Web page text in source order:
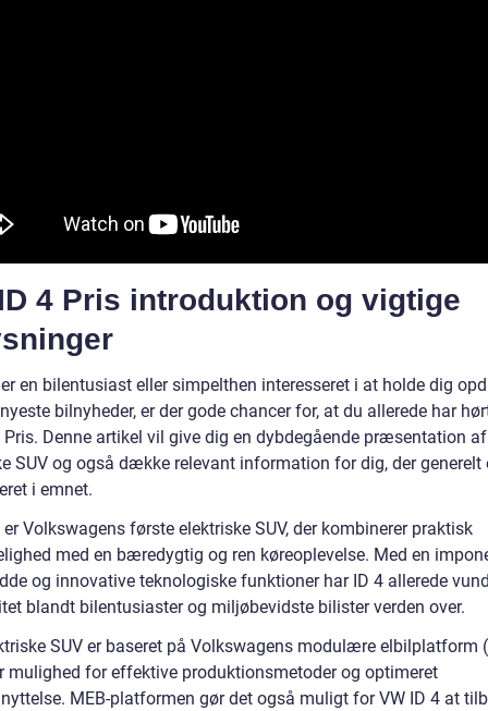
4 Pris introduktion og vigtige
en bilentusiast eller simpelthen interesseret i at holde dig
bilnyheder, er der gode chancer for, at du allerede har
Pris. Denne artikel vil give dig en dybdegående præsentation
SUV og også dække relevant information for dig, der generelt
i emnet.
er Volkswagens første elektriske SUV, der kombinerer praktisk
med en bæredygtig og ren køreoplevelse. Med en
og innovative teknologiske funktioner har ID 4 allerede
blandt bilentusiaster og miljøbevidste bilister verden over.
SUV er baseret på Volkswagens modulære elbilplatform
mulighed for effektive produktionsmetoder og optimeret
MEB-platformen gør det også muligt for VW ID 4 at